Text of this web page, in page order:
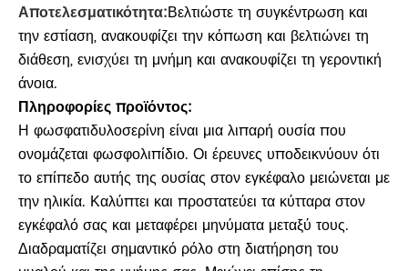
Αποτελεσματικότητα:Βελτιώστε τη συγκέντρωση και
την εστίαση, ανακουφίζει την κόπωση και βελτιώνει τη
διάθεση, ενισχύει τη μνήμη και ανακουφίζει τη γεροντική
άνοια.
Πληροφορίες προϊόντος:
Η φωσφατιδυλοσερίνη είναι μια λιπαρή ουσία που
ονομάζεται φωσφολιπίδιο. Οι έρευνες υποδεικνύουν ότι
το επίπεδο αυτής της ουσίας στον εγκέφαλο μειώνεται με
την ηλικία. Καλύπτει και προστατεύει τα κύτταρα στον
εγκέφαλό σας και μεταφέρει μηνύματα μεταξύ τους.
Διαδραματίζει σημαντικό ρόλο στη διατήρηση του